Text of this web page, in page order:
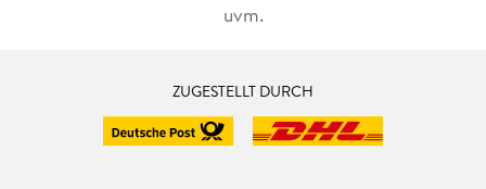
uvm.
ZUGESTELLT DURCH